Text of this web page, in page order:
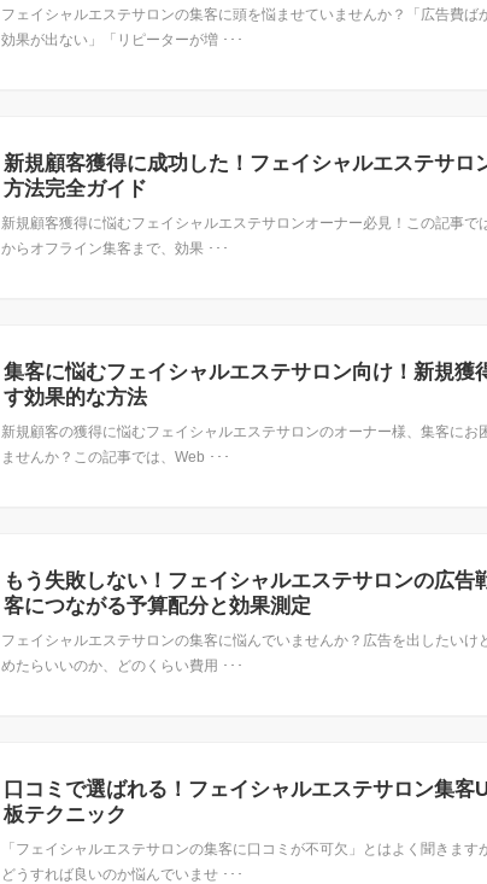
フェイシャルエステサロンの集客に頭を悩ませていませんか？「広告費ば
効果が出ない」「リピーターが増 ･･･
新規顧客獲得に成功した！フェイシャルエステサロ
方法完全ガイド
新規顧客獲得に悩むフェイシャルエステサロンオーナー必見！この記事で
からオフライン集客まで、効果 ･･･
集客に悩むフェイシャルエステサロン向け！新規獲
す効果的な方法
新規顧客の獲得に悩むフェイシャルエステサロンのオーナー様、集客にお
ませんか？この記事では、Web ･･･
もう失敗しない！フェイシャルエステサロンの広告
客につながる予算配分と効果測定
フェイシャルエステサロンの集客に悩んでいませんか？広告を出したいけ
めたらいいのか、どのくらい費用 ･･･
口コミで選ばれる！フェイシャルエステサロン集客
板テクニック
「フェイシャルエステサロンの集客に口コミが不可欠」とはよく聞きます
どうすれば良いのか悩んでいませ ･･･